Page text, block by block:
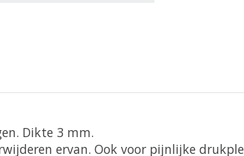
Dikte 3 mm.
ervan. Ook voor pijnlijke